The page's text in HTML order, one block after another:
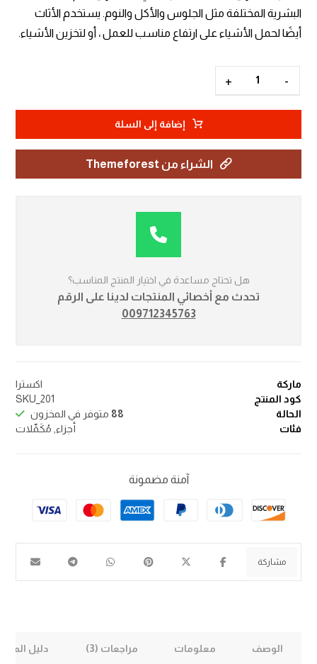
البشرية المختلفة مثل الجلوس والأكل والنوم. يستخدم الأثاث
أيضًا لحمل الأشياء على ارتفاع مناسب للعمل ، أو لتخزين الأشياء.
-
+
إضافة إلى السلة
الشراء من Themeforest
هل تحتاج مساعدة في اختيار المنتج المناسب؟
تحدث مع أخصائي المنتجات لدينا على الرقم
009712345763
ماركة
اكسترا
كود المنتج
SKU_201
الحالة
88 متوفر في المخزون
فئات
أجزاء, مُكَمِّلات
آمنة مضمونة
الوصف معلومات مراجعات (3) دليل